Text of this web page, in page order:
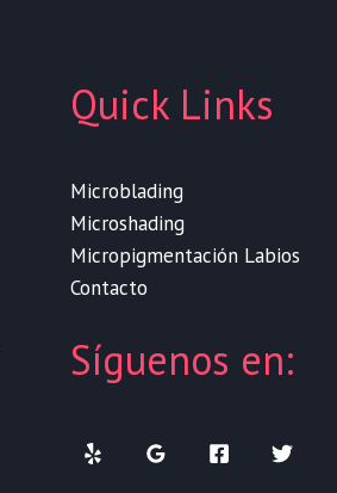
Quick Links
Microblading
Microshading
Micropigmentación Labios
Contacto
Síguenos en: